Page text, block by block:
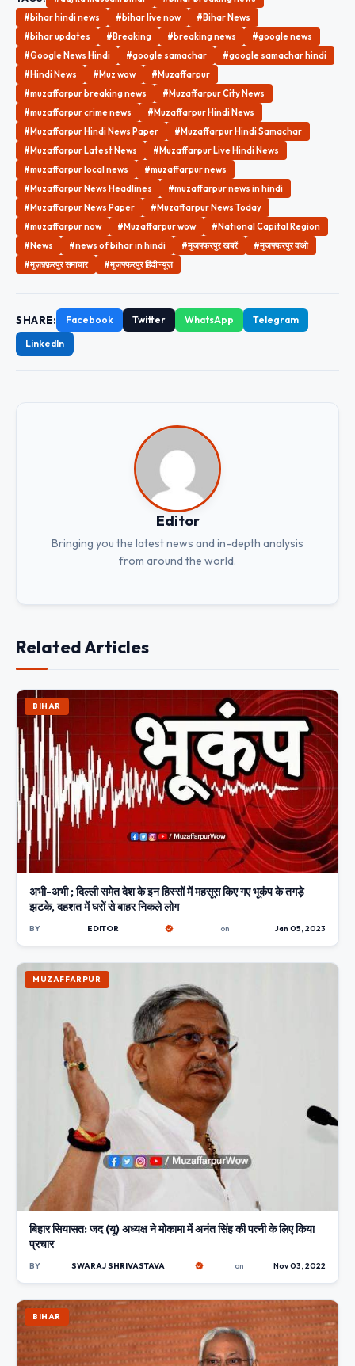
#bihar hindi news
#bihar live now
#Bihar News
#bihar updates
#Breaking #breaking news
#google news
#Google News Hindi
#google samachar
#google samachar hindi
#Hindi News
#Muz wow
#Muzaffarpur
#muzaffarpur breaking news
#Muzaffarpur City News
#muzaffarpur crime news
#Muzaffarpur Hindi News
#Muzaffarpur Hindi News Paper
#Muzaffarpur Hindi Samachar
#Muzaffarpur Latest News
#Muzaffarpur Live Hindi News
#muzaffarpur local news
#muzaffarpur news
#Muzaffarpur News Headlines
#muzaffarpur news in hindi
#Muzaffarpur News Paper
#Muzaffarpur News Today
#muzaffarpur now
#Muzaffarpur wow
#National Capital Region
#News
#news of bihar in hindi #मुजफ्फरपुर खबरें
#मुजफ्फरपुर वाओ
#मुज़फ़्फ़रपुर समाचार
#मुजफ्फरपुर हिंदी न्यूज़
SHARE: Facebook Twitter WhatsApp
Telegram
LinkedIn
Editor
Bringing you the latest news and in-depth analysis
from around the world.
Related Articles
BIHAR
अभी-अभी ; दिल्ली समेत देश के इन हिस्सों में महसूस किए गए भूकंप के तगड़े
झटके, दहशत में घरों से बाहर निकले लोग
BY EDITOR on Jan 05, 2023
MUZAFFARPUR
बिहार सियासत: जद (यू) अध्यक्ष ने मोकामा में अनंत सिंह की पत्नी के लिए किया
प्रचार
BY SWARAJ SHRIVASTAVA on Nov 03, 2022
BIHAR